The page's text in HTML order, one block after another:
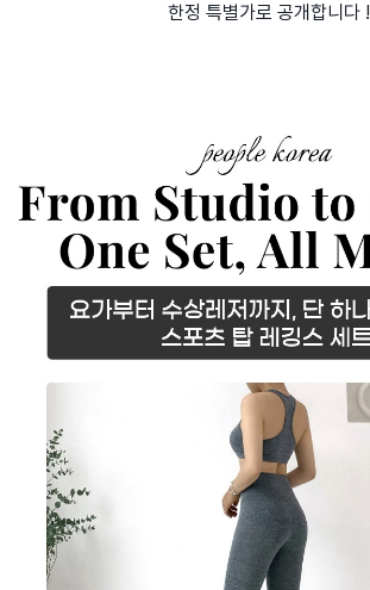
한정 특별가로 공개합니다 !